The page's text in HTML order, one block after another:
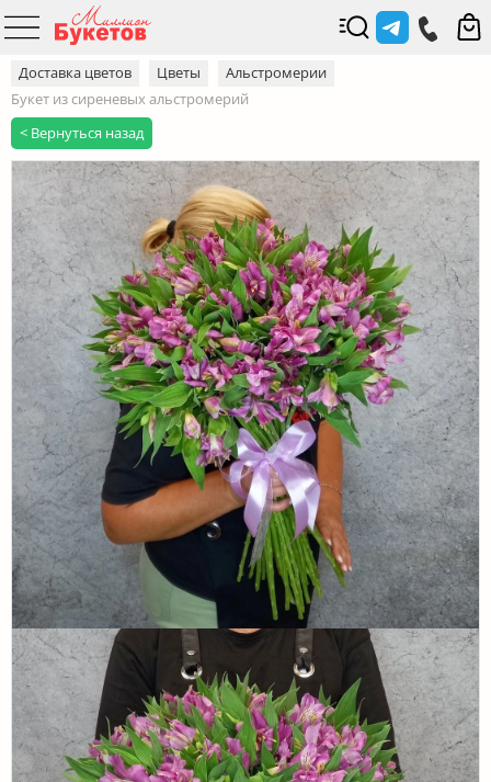
Доставка цветов Цветы
Альстромерии
Букет из сиреневых альстромерий
< Вернуться назад